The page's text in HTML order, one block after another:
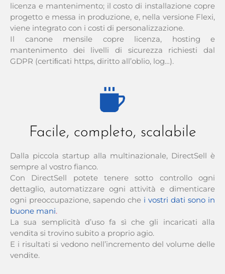
licenza e mantenimento; il costo di installazione copre
progetto e messa in produzione, e, nella versione Flexi,
viene integrato con i costi di personalizzazione.
Il canone mensile copre licenza, hosting e
mantenimento dei livelli di sicurezza richiesti dal
GDPR (certiﬁcati https, diritto all’oblio, log…).
Facile, completo, scalabile
Dalla piccola startup alla multinazionale, DirectSell è
sempre al vostro fianco.
Con DirectSell potete tenere sotto controllo ogni
dettaglio, automatizzare ogni attività e dimenticare
ogni preoccupazione, sapendo che i vostri dati sono in
buone mani.
La sua semplicità d’uso fa sì che gli incaricati alla
vendita si trovino subito a proprio agio.
E i risultati si vedono nell’incremento del volume delle
vendite.